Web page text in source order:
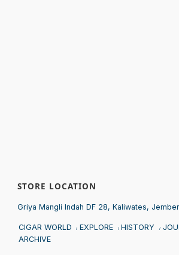
STORE LOCATION
Griya Mangli Indah DF 28, Kaliwates, Jember
CIGAR WORLD EXPLORE HISTORY
ARCHIVE